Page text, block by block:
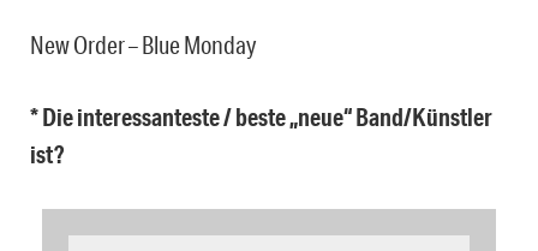
New Order – Blue Monday
* Die interessanteste / beste „neue“ Band/Künstler
ist?